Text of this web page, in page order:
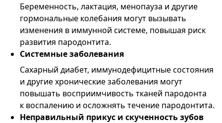
Беременность, лактация, менопауза и другие
гормональные колебания могут вызывать
изменения в иммунной системе, повышая риск
развития пародонтита.
Системные заболевания
Сахарный диабет, иммунодефицитные состояния
и другие хронические заболевания могут
повышать восприимчивость тканей пародонта
к воспалению и осложнять течение пародонтита.
Неправильный прикус и скученность зубов